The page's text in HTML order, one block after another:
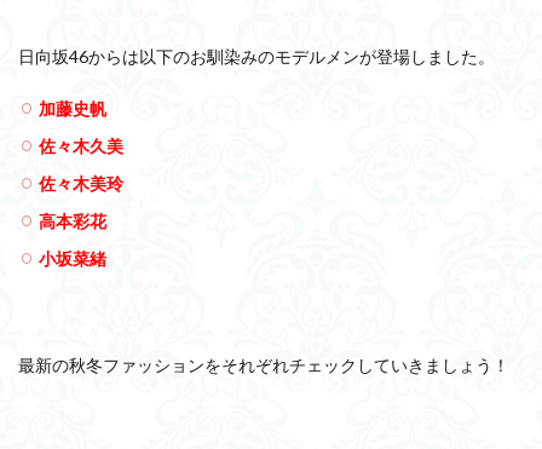
日向坂46からは以下のお馴染みのモデルメンが登場しました。
加藤史帆
佐々木久美
佐々木美玲
高本彩花
小坂菜緒
最新の秋冬ファッションをそれぞれチェックしていきましょう！